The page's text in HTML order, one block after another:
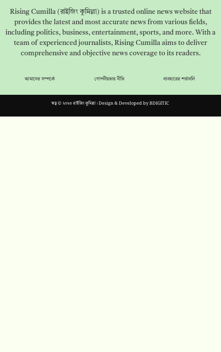
Rising Cumilla (রাইজিং কুমিল্লা) is a trusted online news website that
provides the latest and most accurate news from various fields,
including politics, business, entertainment, sports, and more. With a
team of experienced journalists, Rising Cumilla aims to deliver
comprehensive and objective news coverage to its readers.
আমাদের সম্পর্কে গোপনীয়তার নীতি ব্যবহারের শর্তাবলি
স্বত্ব © ২০২৩ রাইজিং কুমিল্লা। Design & Developed byBDIGITIC